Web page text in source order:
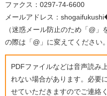
ファクス：0297-74-6600
メールアドレス：
（迷惑メール防止のため「@
の際は「@」に変えてください
PDFファイルなどは音声読み
れない場合があります。必要
せていただきますのでご連絡